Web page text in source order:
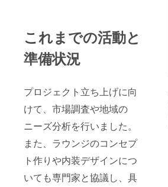
これまでの活動と
準備状況
プロジェクト立ち上げに向
けて、市場調査や地域の
ニーズ分析を行いました。
また、ラウンジのコンセプ
ト作りや内装デザインにつ
いても専門家と協議し、具